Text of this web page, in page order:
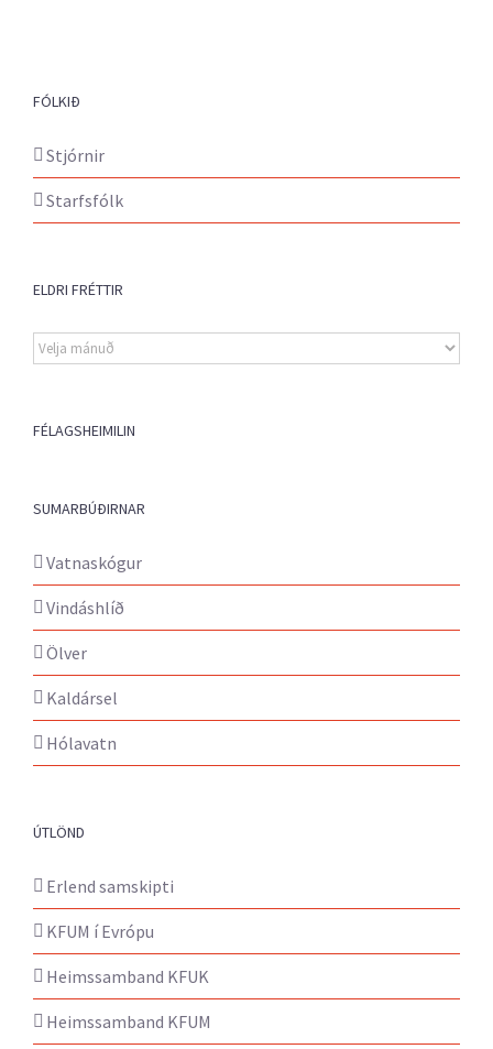
FÓLKIÐ
Stjórnir
Starfsfólk
ELDRI FRÉTTIR
Eldri
fréttir
FÉLAGSHEIMILIN
SUMARBÚÐIRNAR
Vatnaskógur
Vindáshlíð
Ölver
Kaldársel
Hólavatn
ÚTLÖND
Erlend samskipti
KFUM í Evrópu
Heimssamband KFUK
Heimssamband KFUM